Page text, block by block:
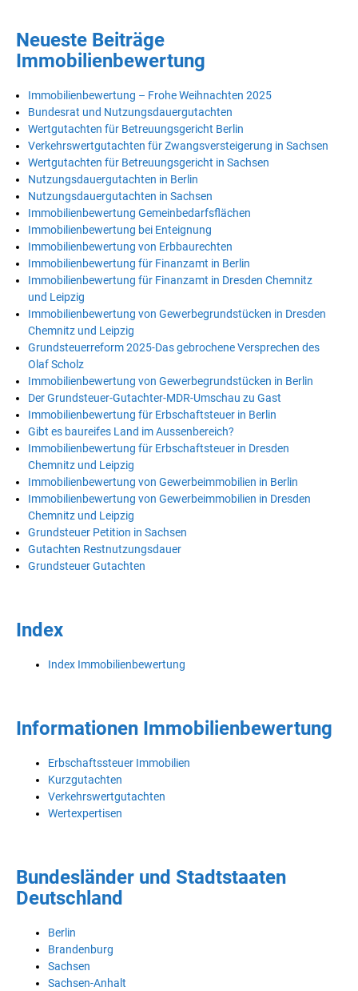
Neueste Beiträge
Immobilienbewertung
Immobilienbewertung – Frohe Weihnachten 2025
Bundesrat und Nutzungsdauergutachten
Wertgutachten für Betreuungsgericht Berlin
Verkehrswertgutachten für Zwangsversteigerung in Sachsen
Wertgutachten für Betreuungsgericht in Sachsen
Nutzungsdauergutachten in Berlin
Nutzungsdauergutachten in Sachsen
Immobilienbewertung Gemeinbedarfsflächen
Immobilienbewertung bei Enteignung
Immobilienbewertung von Erbbaurechten
Immobilienbewertung für Finanzamt in Berlin
Immobilienbewertung für Finanzamt in Dresden Chemnitz
und Leipzig
Immobilienbewertung von Gewerbegrundstücken in Dresden
Chemnitz und Leipzig
Grundsteuerreform 2025-Das gebrochene Versprechen des
Olaf Scholz
Immobilienbewertung von Gewerbegrundstücken in Berlin
Der Grundsteuer-Gutachter-MDR-Umschau zu Gast
Immobilienbewertung für Erbschaftsteuer in Berlin
Gibt es baureifes Land im Aussenbereich?
Immobilienbewertung für Erbschaftsteuer in Dresden
Chemnitz und Leipzig
Immobilienbewertung von Gewerbeimmobilien in Berlin
Immobilienbewertung von Gewerbeimmobilien in Dresden
Chemnitz und Leipzig
Grundsteuer Petition in Sachsen
Gutachten Restnutzungsdauer
Grundsteuer Gutachten
Index
Index Immobilienbewertung
Informationen Immobilienbewertung
Erbschaftssteuer Immobilien
Kurzgutachten
Verkehrswertgutachten
Wertexpertisen
Bundesländer und Stadtstaaten
Deutschland
Berlin
Brandenburg
Sachsen
Sachsen-Anhalt